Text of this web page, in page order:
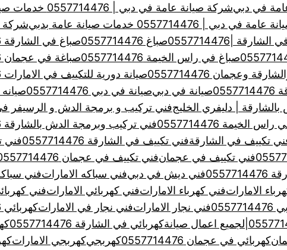
في دبيشركة صيانة عامة في دبي | 0557714476 خدمات صيانة عامة بدبي
دبي | 0557714476 خدمات صيانة عامة بدبي
شركة
|0557714476
صباغ 0557714476
صباغ في الشارقة 0557714476
صباغ في راس الخيمة 0557714476
صباغة في عجمان 0557714476
وعجمان 0557714476
صيانة دورية للتكييف في الامارات 0557714476
صيانة في دبيصيانة في دبي 0557714476
| دليفري الخليجفني تركيب و برمجة الدش و الرسيفر
0557714476
فني تركيب وبرمجة الدش بالشارقة 0557714476
تكييف في الشارقةفني تكييف في الشارقة 0557714476
فني
فني تكييف في عجمانفني تكييف في عجمان 0557714476
فني ديش في دبيفني سباكه الاماراتفني
الاماراتفني كهرباء الاماراتفني كهربائي الاماراتفني
فني نجار الاماراتفني نجار في الاماراتكهربائي 0557714476
كهربائي في الشارقة 0557714476
كهربائي في عجمان 0557714476 كهربجيكهربجي الامارات